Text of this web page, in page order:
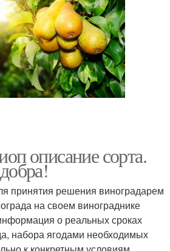
описание сорта.
принятия решения виноградарем
на своем винограднике
о реальных сроках
набора ягодами необходимых